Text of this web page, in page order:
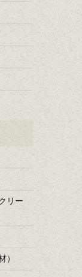
リー
）